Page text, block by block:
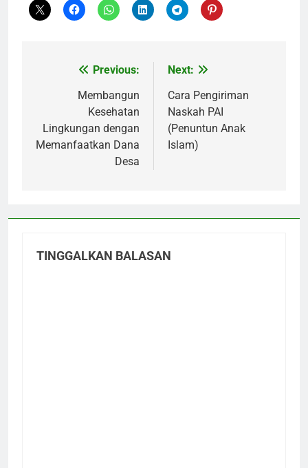
NavigasiPrevious:
Membangun
Kesehatan
Lingkungan dengan
Memanfaatkan Dana
Desa
Next:
Cara Pengiriman
Naskah PAI
(Penuntun Anak
Islam)
TINGGALKAN BALASAN